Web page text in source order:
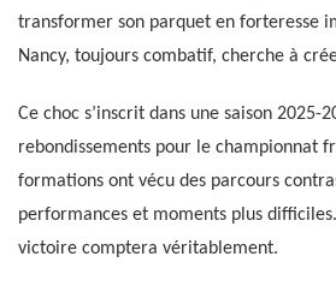
transformer son parquet en forteresse
Nancy, toujours combatif, cherche à
Ce choc s’inscrit dans une saison 2025-
rebondissements pour le championnat
formations ont vécu des parcours
performances et moments plus
victoire comptera véritablement.